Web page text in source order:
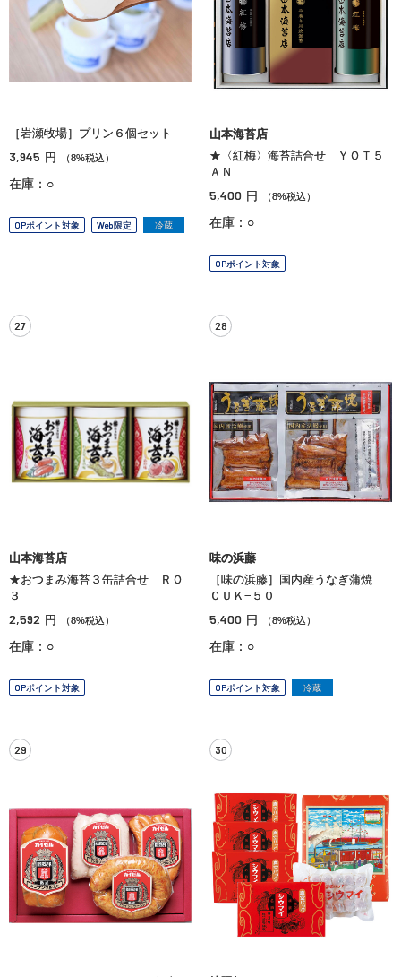
［岩瀬牧場］プリン６個セット
3,945 円 （8%税込）
在庫：○
OPポイント対象 Web限定 冷蔵
山本海苔店
★〈紅梅〉海苔詰合せ ＹＯＴ５
ＡＮ
5,400 円 （8%税込）
在庫：○
OPポイント対象
27
山本海苔店
★おつまみ海苔３缶詰合せ ＲＯ
３
2,592 円 （8%税込）
在庫：○
OPポイント対象
28
味の浜藤
［味の浜藤］国内産うなぎ蒲焼
ＣＵＫ−５０
5,400 円 （8%税込）
在庫：○
OPポイント対象 冷蔵
29 30